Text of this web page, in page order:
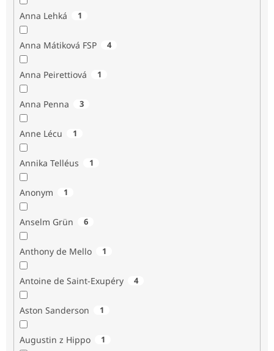
Anna Lehká 1
Anna Mátiková FSP 4
Anna Peirettiová 1
Anna Penna 3
Anne Lécu 1
Annika Telléus 1
Anonym 1
Anselm Grün 6
Anthony de Mello 1
Antoine de Saint-Exupéry 4
Aston Sanderson 1
Augustin z Hippo 1